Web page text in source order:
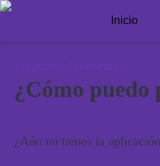
Inicio
¿Cómo
¿Aún no tienes la